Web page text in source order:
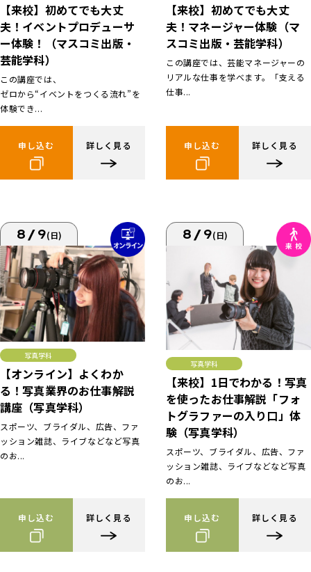
【来校】初めてでも大丈
夫！イベントプロデューサ
ー体験！（マスコミ出版・
芸能学科）
この講座では、
ゼロから“イベントをつくる流れ”を
体験でき...
申し込む 詳しく見る
【来校】初めてでも大丈
夫！マネージャー体験（マ
スコミ出版・芸能学科）
この講座では、芸能マネージャーの
リアルな仕事を学べます。「支える
仕事...
申し込む 詳しく見る
8/9(日)
写真学科
【オンライン】よくわか
る！写真業界のお仕事解説
講座（写真学科）
スポーツ、ブライダル、広告、ファ
ッション雑誌、ライブなどなど写真
のお...
申し込む 詳しく見る
8/9(日)
写真学科
【来校】1日でわかる！写真
を使ったお仕事解説「フォ
トグラファーの入り口」体
験（写真学科）
スポーツ、ブライダル、広告、ファ
ッション雑誌、ライブなどなど写真
のお...
申し込む 詳しく見る